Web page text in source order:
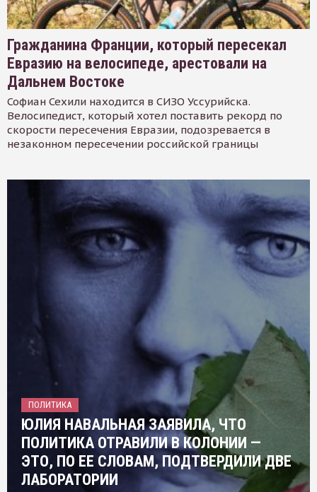
Гражданина Франции, который пересекал
Евразию на велосипеде, арестовали на
Дальнем Востоке
Софиан Сехили находится в СИЗО Уссурийска.
Велосипедист, который хотел поставить рекорд по
скорости пересечения Евразии, подозревается в
незаконном пересечении российской границы
ПОЛИТИКА
ЮЛИЯ НАВАЛЬНАЯ ЗАЯВИЛА, ЧТО
ПОЛИТИКА ОТРАВИЛИ В КОЛОНИИ —
ЭТО, ПО ЕЕ СЛОВАМ, ПОДТВЕРДИЛИ ДВЕ
ЛАБОРАТОРИИ